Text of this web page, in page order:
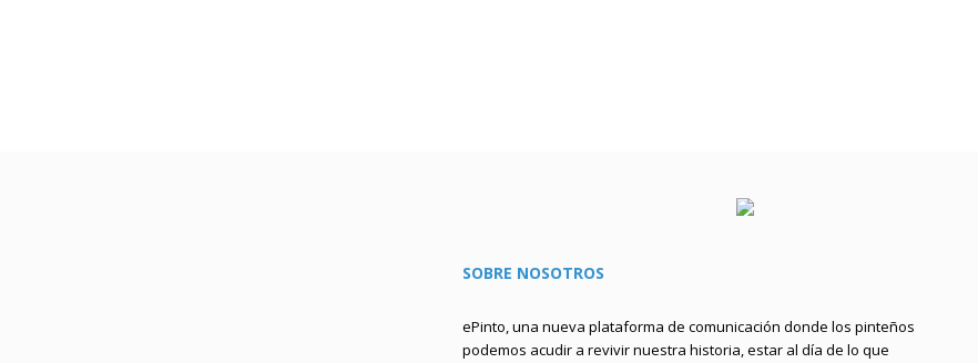
SOBRE NOSOTROS
ePinto, una nueva plataforma de comunicación donde los pinteños
podemos acudir a revivir nuestra historia, estar al día de lo que